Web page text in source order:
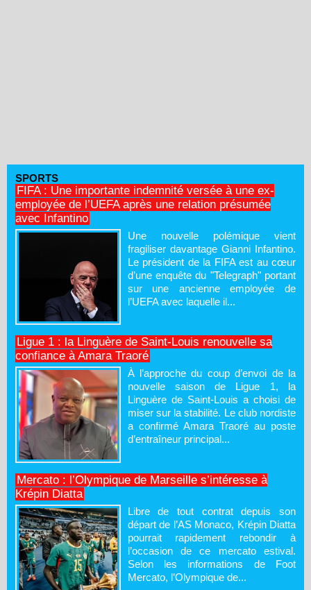
SPORTS
FIFA : Une importante indemnité versée à une ex-
employée de l’UEFA après une relation présumée
avec Infantino
Une nouvelle polémique vient
fragiliser davantage Gianni Infantino.
Le président de la FIFA est au cœur
d’une enquête du "Telegraph" portant
sur une ancienne employée de
l’UEFA avec laquelle il...
Ligue 1 : la Linguère de Saint-Louis renouvelle sa
confiance à Amara Traoré
À l’approche du coup d’envoi de la
nouvelle saison de Ligue 1, la
Linguère de Saint-Louis a choisi de
miser sur la stabilité. Le club nordiste
a confirmé Amara Traoré au poste
d’entraîneur principal...
Mercato : l’Olympique de Marseille s’intéresse à
Krépin Diatta
Libre de tout contrat depuis son
départ de l’AS Monaco, Krépin Diatta
pourrait rapidement rebondir à
l’occasion de ce mercato estival.
Selon les informations de Foot
Mercato, l’Olympique de...